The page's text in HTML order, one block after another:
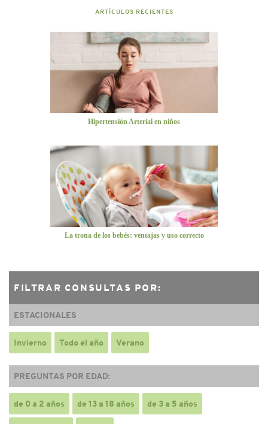
ARTÍCULOS RECIENTES
Hipertensión Arterial en niños
La trona de los bebés: ventajas y uso correcto
FILTRAR CONSULTAS POR:
ESTACIONALES
Invierno Todo el año Verano
PREGUNTAS POR EDAD:
de 0 a 2 años de 13 a 18 años de 3 a 5 años